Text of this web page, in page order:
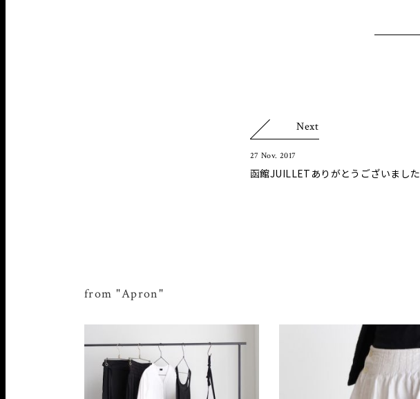
Next
27 Nov. 2017
函館JUILLETありがとうございました
from "Apron"